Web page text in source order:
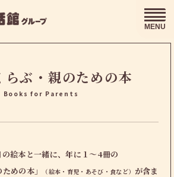
MENU
らぶ・親のための本
Books for Parents
絵本と一緒に、年に１～4冊の
めの本」
（絵本・育児・あそび・食など） が含ま